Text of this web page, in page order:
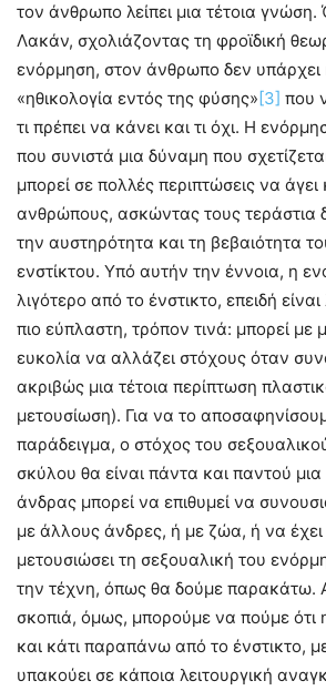
τον άνθρωπο λείπει μια τέτοια
Λακάν, σχολιάζοντας τη φροϊδική
ενόρμηση, στον άνθρωπο δεν υπάρχει
«ηθικολογία εντός της φύσης» [3] που
τι πρέπει να κάνει και τι όχι. Η
που συνιστά μια δύναμη που
μπορεί σε πολλές περιπτώσεις να
ανθρώπους, ασκώντας τους τεράστια
την αυστηρότητα και τη βεβαιότητα
ενστίκτου. Υπό αυτήν την έννοια, η
λιγότερο από το ένστικτο, επειδή
πιο εύπλαστη, τρόπον τινά: μπορεί με
ευκολία να αλλάζει στόχους όταν
ακριβώς μια τέτοια περίπτωση
μετουσίωση). Για να το
παράδειγμα, ο στόχος του
σκύλου θα είναι πάντα και παντού
άνδρας μπορεί να επιθυμεί να
με άλλους άνδρες, ή με ζώα, ή να έχει
μετουσιώσει τη σεξουαλική του
την τέχνη, όπως θα δούμε παρακάτω.
σκοπιά, όμως, μπορούμε να πούμε ότι
και κάτι παραπάνω από το ένστικτο,
υπακούει σε κάποια λειτουργική